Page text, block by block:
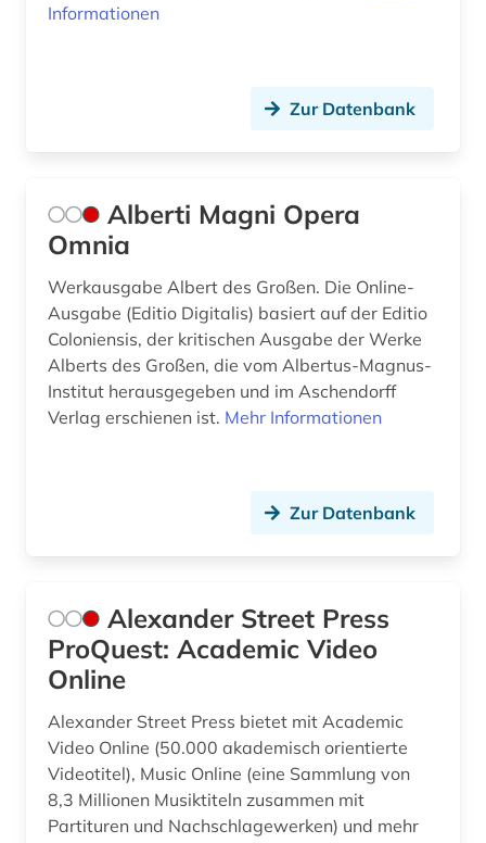
fid geschichtswissenschaft (1)
fid internationale und interdisziplinäre
fid jüdische studien (3)
fid nahost-, nordafrika- und islamstudien (4)
fid ost-, ostmittel- und südosteuropa (3)
fid religionswissenschaft (2)
finanzwissenschaft (1)
flugschrift (1)
flurdenkmal (1)
folgen noch (1)
Informationen
Zur Datenbank
Alberti Magni Opera
Omnia
Werkausgabe Albert des Großen. Die Online-
Ausgabe (Editio Digitalis) basiert auf der Editio
Coloniensis, der kritischen Ausgabe der Werke
Alberts des Großen, die vom Albertus-Magnus-
Institut herausgegeben und im Aschendorff
Verlag erschienen ist. Mehr Informationen
Zur Datenbank
Alexander Street Press
ProQuest: Academic Video
Online
Alexander Street Press bietet mit Academic
Video Online (50.000 akademisch orientierte
Videotitel), Music Online (eine Sammlung von
8,3 Millionen Musiktiteln zusammen mit
Partituren und Nachschlagewerken) und mehr